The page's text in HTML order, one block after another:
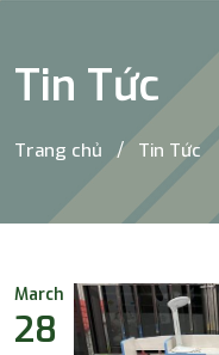
Tin Tức
Trang chủ Tin Tức
March
28